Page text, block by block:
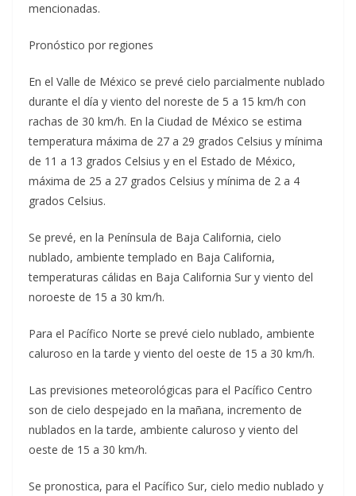
mencionadas.
Pronóstico por regiones
En el Valle de México se prevé cielo parcialmente nublado
durante el día y viento del noreste de 5 a 15 km/h con
rachas de 30 km/h. En la Ciudad de México se estima
temperatura máxima de 27 a 29 grados Celsius y mínima
de 11 a 13 grados Celsius y en el Estado de México,
máxima de 25 a 27 grados Celsius y mínima de 2 a 4
grados Celsius.
Se prevé, en la Península de Baja California, cielo
nublado, ambiente templado en Baja California,
temperaturas cálidas en Baja California Sur y viento del
noroeste de 15 a 30 km/h.
Para el Pacífico Norte se prevé cielo nublado, ambiente
caluroso en la tarde y viento del oeste de 15 a 30 km/h.
Las previsiones meteorológicas para el Pacífico Centro
son de cielo despejado en la mañana, incremento de
nublados en la tarde, ambiente caluroso y viento del
oeste de 15 a 30 km/h.
Se pronostica, para el Pacífico Sur, cielo medio nublado y